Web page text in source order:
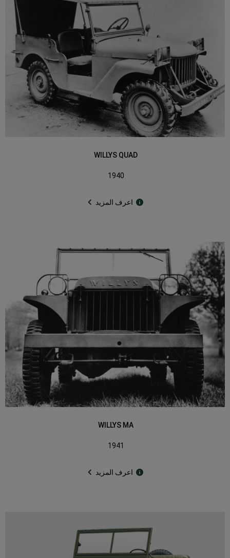
WILLYS QUAD
1940
اعرف المزيد
WILLYS MA
1941
اعرف المزيد